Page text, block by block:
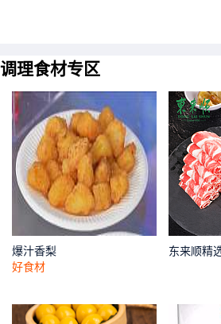
调理食材专区
爆汁香梨
好食材
东来顺精